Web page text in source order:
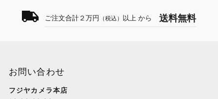
ご注文合計２万円 （税込） 以上 から 送料無料
お問い合わせ
フジヤカメラ本店